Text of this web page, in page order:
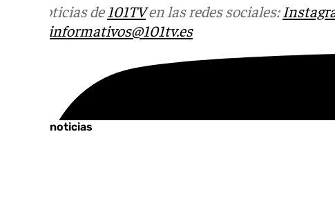
Más noticias de 101TVen las redes sociales:
informativos@101tv.es
Últimas noticias